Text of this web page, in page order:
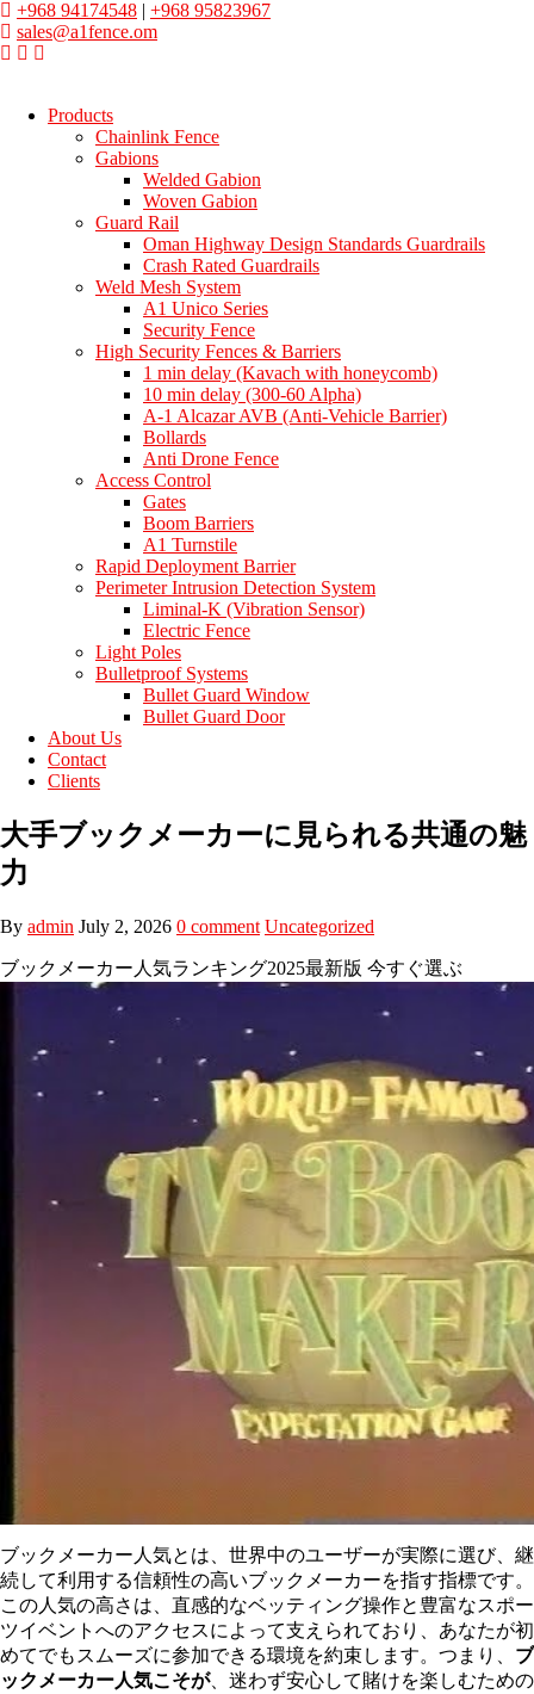
+968 94174548 | +968 95823967
sales@a1fence.om
Products
Chainlink Fence
Gabions
Welded Gabion
Woven Gabion
Guard Rail
Oman Highway Design Standards Guardrails
Crash Rated Guardrails
Weld Mesh System
A1 Unico Series
Security Fence
High Security Fences & Barriers
1 min delay (Kavach with honeycomb)
10 min delay (300-60 Alpha)
A-1 Alcazar AVB (Anti-Vehicle Barrier)
Bollards
Anti Drone Fence
Access Control
Gates
Boom Barriers
A1 Turnstile
Rapid Deployment Barrier
Perimeter Intrusion Detection System
Liminal-K (Vibration Sensor)
Electric Fence
Light Poles
Bulletproof Systems
Bullet Guard Window
Bullet Guard Door
About Us
Contact
Clients
大手ブックメーカーに見られる共通の魅
力
By admin July 2, 2026 0 comment Uncategorized
ブックメーカー人気ランキング2025最新版 今すぐ選ぶ
ブックメーカー人気とは、世界中のユーザーが実際に選び、継
続して利用する信頼性の高いブックメーカーを指す指標です。
この人気の高さは、直感的なベッティング操作と豊富なスポー
ツイベントへのアクセスによって支えられており、あなたが初
めてでもスムーズに参加できる環境を約束します。つまり、 ブ
ックメーカー人気こそが、迷わず安心して賭けを楽しむための